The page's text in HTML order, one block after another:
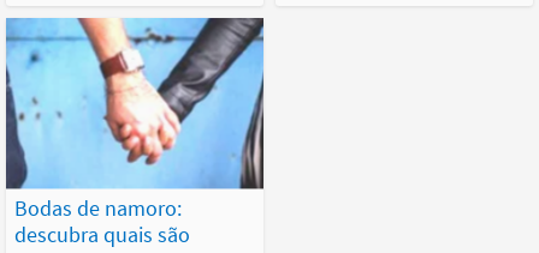
Bodas de namoro:
descubra quais são